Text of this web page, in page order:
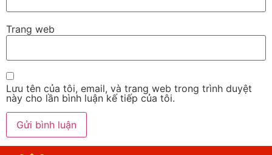
Trang web
Lưu tên của tôi, email, và trang web trong trình duyệt
này cho lần bình luận kế tiếp của tôi.